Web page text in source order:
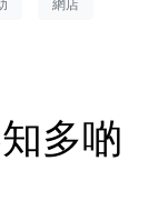
網店
多啲